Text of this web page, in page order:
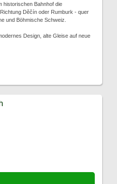
historischen Bahnhof die
Děčín oder Rumburk - quer
und Böhmische Schweiz.
Design, alte Gleise auf neue